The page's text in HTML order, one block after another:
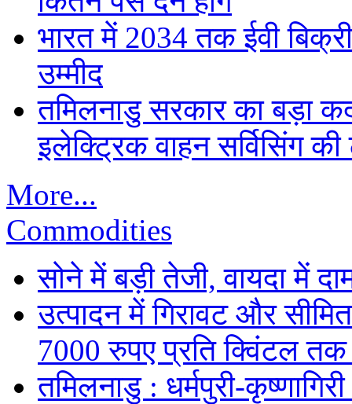
भारत में 2034 तक ईवी
उम्मीद
तमिलनाडु सरकार का बड़ा
इलेक्ट्रिक वाहन सर्विसिंग
More...
Commodities
सोने में बड़ी तेजी, वायदा में
उत्पादन में गिरावट और
7000 रुपए प्रति क्विंटल
तमिलनाडु : धर्मपुरी-